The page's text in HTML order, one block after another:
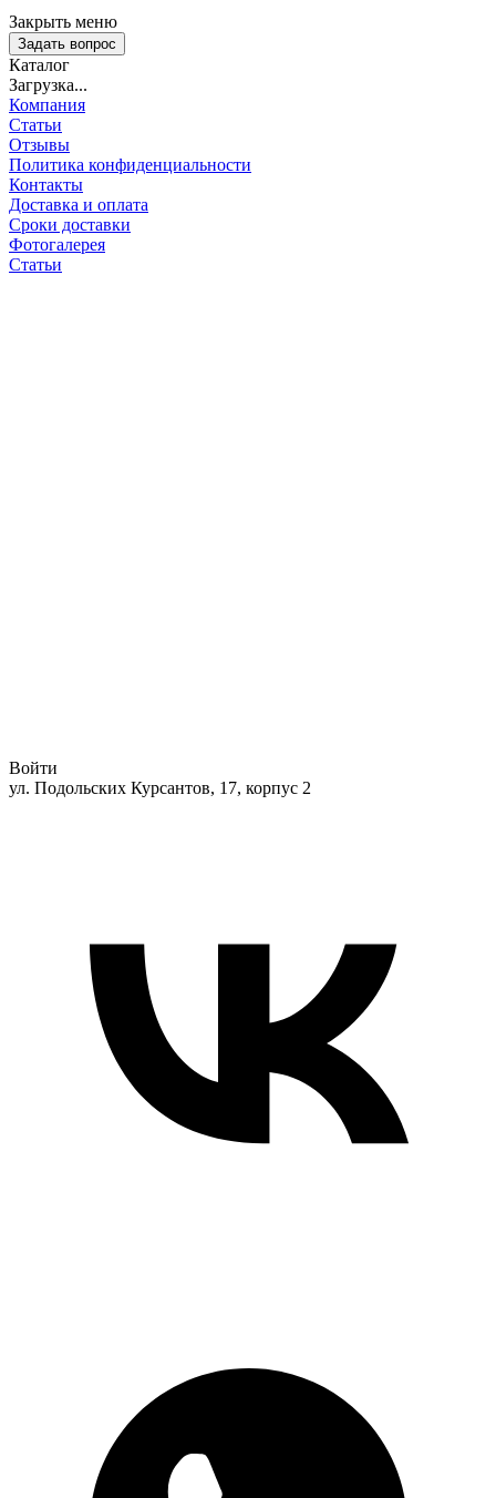
Закрыть меню
Задать вопрос
Каталог
Загрузка...
Компания
Статьи
Отзывы
Политика конфиденциальности
Контакты
Доставка и оплата
Сроки доставки
Фотогалерея
Статьи
Войти
ул. Подольских Курсантов, 17, корпус 2